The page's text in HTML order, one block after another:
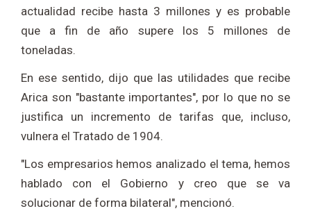
actualidad recibe hasta 3 millones y es probable
que a fin de año supere los 5 millones de
toneladas.
En ese sentido, dijo que las utilidades que recibe
Arica son "bastante importantes", por lo que no se
justifica un incremento de tarifas que, incluso,
vulnera el Tratado de 1904.
"Los empresarios hemos analizado el tema, hemos
hablado con el Gobierno y creo que se va
solucionar de forma bilateral", mencionó.